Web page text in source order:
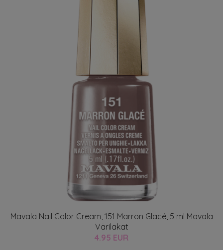
Mavala Nail Color Cream, 151 Marron Glacé, 5 ml Mavala
Värilakat
4.95 EUR